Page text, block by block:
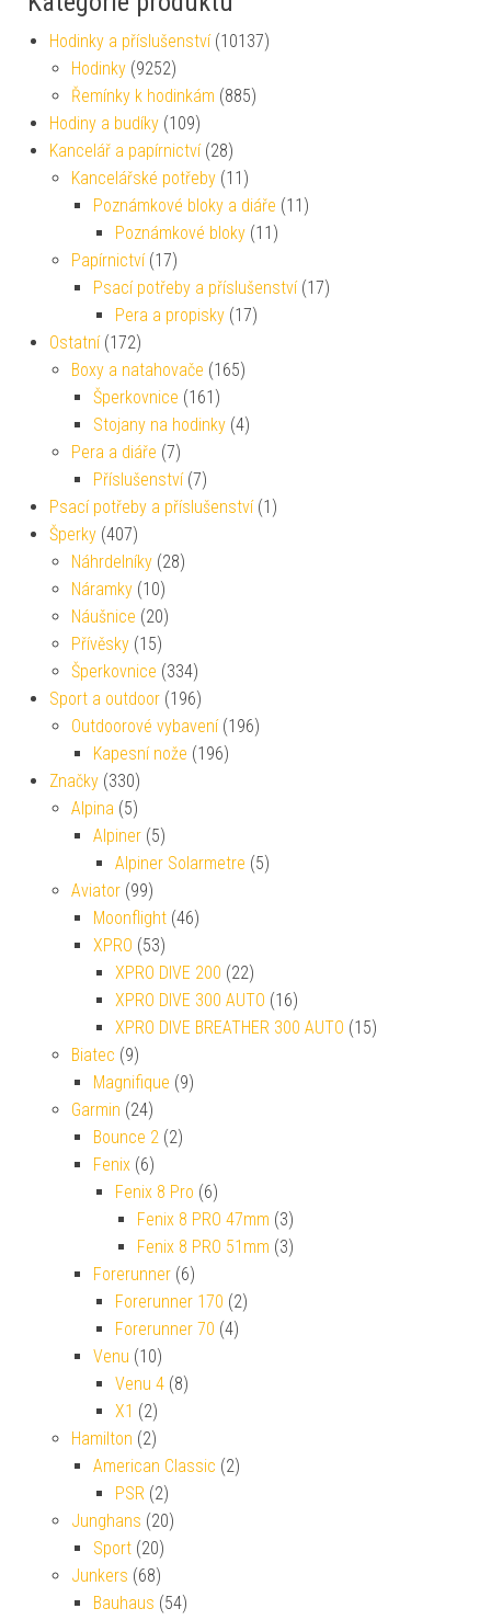
Hodinky a příslušenství (10137)
Hodinky (9252)
Řemínky k hodinkám (885)
Hodiny a budíky (109)
Kancelář a papírnictví (28)
Kancelářské potřeby (11)
Poznámkové bloky a diáře (11)
Poznámkové bloky (11)
Papírnictví (17)
Psací potřeby a příslušenství (17)
Pera a propisky (17)
Ostatní (172)
Boxy a natahovače (165)
Šperkovnice (161)
Stojany na hodinky (4)
Pera a diáře (7)
Příslušenství (7)
Psací potřeby a příslušenství (1)
Šperky (407)
Náhrdelníky (28)
Náramky (10)
Náušnice (20)
Přívěsky (15)
Šperkovnice (334)
Sport a outdoor (196)
Outdoorové vybavení (196)
Kapesní nože (196)
Značky (330)
Alpina (5)
Alpiner (5)
Alpiner Solarmetre (5)
Aviator (99)
Moonflight (46)
XPRO (53)
XPRO DIVE 200 (22)
XPRO DIVE 300 AUTO (16)
XPRO DIVE BREATHER 300 AUTO (15)
Biatec (9)
Magnifique (9)
Garmin (24)
Bounce 2 (2)
Fenix (6)
Fenix 8 Pro (6)
Fenix 8 PRO 47mm (3)
Fenix 8 PRO 51mm (3)
Forerunner (6)
Forerunner 170 (2)
Forerunner 70 (4)
Venu (10)
Venu 4 (8)
X1 (2)
Hamilton (2)
American Classic (2)
PSR (2)
Junghans (20)
Sport (20)
Junkers (68)
Bauhaus (54)